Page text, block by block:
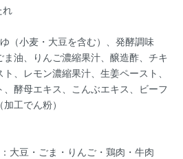
れ
（小麦・大豆を含む）、発酵調味
油、りんご濃縮果汁、醸造酢、チキ
、レモン濃縮果汁、生姜ペースト、
酵母エキス、こんぶエキス、ビーフ
工でん粉）
大豆・ごま・りんご・鶏肉・牛肉